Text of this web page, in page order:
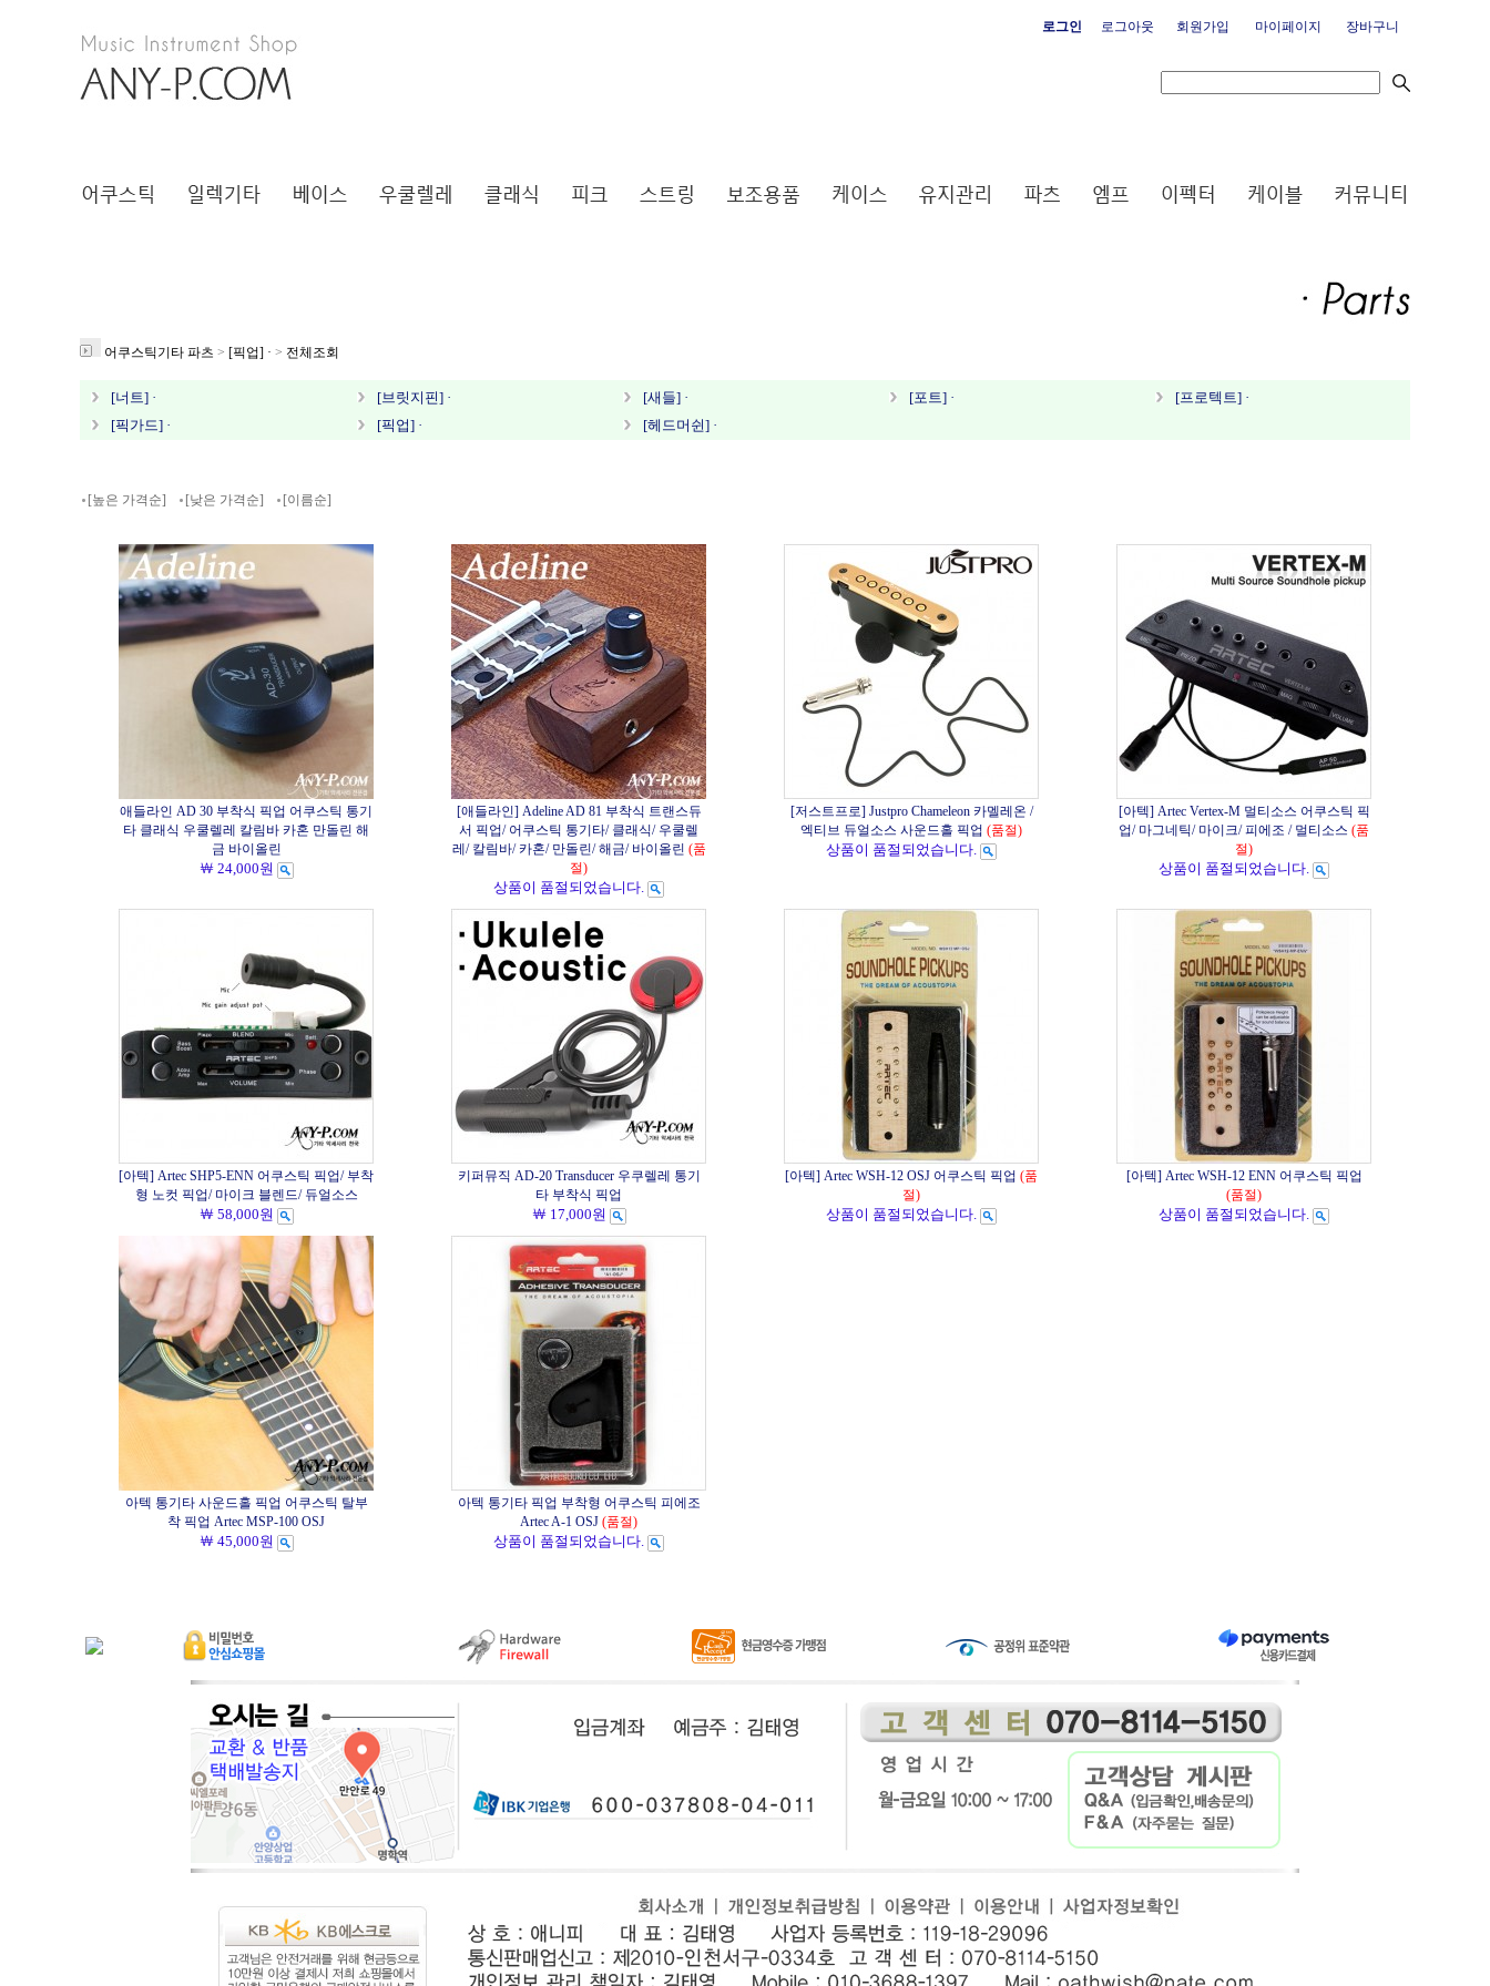
로그인 로그아웃 회원가입 마이페이지 장바구니
어쿠스틱기타 파츠 > [픽업] · > 전체조회
[너트] · [브릿지핀] · [새들] · [포트] ·
[프로텍트] ·
[픽가드] ·
[픽업] · [헤드머쉰] ·
[높은 가격순] [낮은 가격순] [이름순]
애들라인 AD 30 부착식 픽업 어쿠스틱 통기
타 클래식 우쿨렐레 칼림바 카혼 만돌린 해
금 바이올린
￦ 24,000원
[애들라인] Adeline AD 81 부착식 트랜스듀
서 픽업/ 어쿠스틱 통기타/ 클래식/ 우쿨렐
레/ 칼림바/ 카혼/ 만돌린/ 해금/ 바이올린 (품
절)
상품이 품절되었습니다.
[저스트프로] Justpro Chameleon 카멜레온 /
엑티브 듀얼소스 사운드홀 픽업 (품절)
상품이 품절되었습니다.
[아텍] Artec Vertex-M 멀티소스 어쿠스틱 픽
업/ 마그네틱/ 마이크/ 피에조 / 멀티소스 (품
절)
상품이 품절되었습니다.
[아텍] Artec SHP5-ENN 어쿠스틱 픽업/ 부착
형 노컷 픽업/ 마이크 블렌드/ 듀얼소스
￦ 58,000원
키퍼뮤직 AD-20 Transducer 우쿠렐레 통기
타 부착식 픽업
￦ 17,000원
[아텍] Artec WSH-12 OSJ 어쿠스틱 픽업 (품
절)
상품이 품절되었습니다.
[아텍] Artec WSH-12 ENN 어쿠스틱 픽업
(품절)
상품이 품절되었습니다.
아텍 통기타 사운드홀 픽업 어쿠스틱 탈부
착 픽업 Artec MSP-100 OSJ
￦ 45,000원
아텍 통기타 픽업 부착형 어쿠스틱 피에조
Artec A-1 OSJ (품절)
상품이 품절되었습니다.